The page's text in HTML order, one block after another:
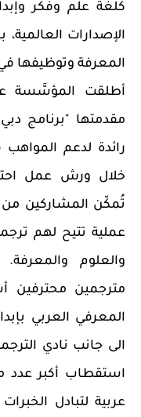
كلغة علم وفكر
الإصدارات
المعرفة وتوظيفها في
أطلقت المؤسَّسة
مقدمتها "برنامج
رائدة لدعم المواهب
خلال ورش عمل
تُمكّن المشاركين
عملية تتيح لهم
والعلوم
مترجمين محترفين
المعرفي العربي
الى جانب نادي
استقطاب أكبر عدد
عربية لتبادل